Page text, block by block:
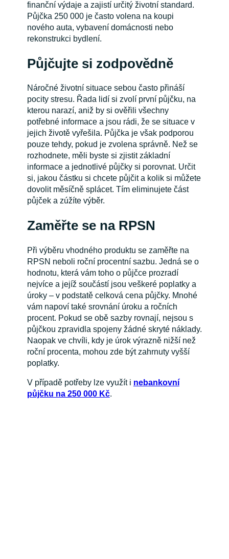
finanční výdaje a zajistí určitý životní standard.
Půjčka 250 000 je často volena na koupi
nového auta, vybavení domácnosti nebo
rekonstrukci bydlení.
Půjčujte si zodpovědně
Náročné životní situace sebou často přináší
pocity stresu. Řada lidí si zvolí první půjčku, na
kterou narazí, aniž by si ověřili všechny
potřebné informace a jsou rádi, že se situace v
jejich životě vyřešila. Půjčka je však podporou
pouze tehdy, pokud je zvolena správně. Než se
rozhodnete, měli byste si zjistit základní
informace a jednotlivé půjčky si porovnat. Určit
si, jakou částku si chcete půjčit a kolik si můžete
dovolit měsíčně splácet. Tím eliminujete část
půjček a zúžíte výběr.
Zaměřte se na RPSN
Při výběru vhodného produktu se zaměřte na
RPSN neboli roční procentní sazbu. Jedná se o
hodnotu, která vám toho o půjčce prozradí
nejvíce a jejíž součástí jsou veškeré poplatky a
úroky – v podstatě celková cena půjčky. Mnohé
vám napoví také srovnání úroku a ročních
procent. Pokud se obě sazby rovnají, nejsou s
půjčkou zpravidla spojeny žádné skryté náklady.
Naopak ve chvíli, kdy je úrok výrazně nižší než
roční procenta, mohou zde být zahrnuty vyšší
poplatky.
V případě potřeby lze využít i nebankovní
půjčku na 250 000 Kč.